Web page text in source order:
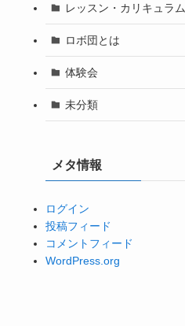
レッスン・カリキュラム
ロボ団とは
体験会
未分類
メタ情報
ログイン
投稿フィード
コメントフィード
WordPress.org